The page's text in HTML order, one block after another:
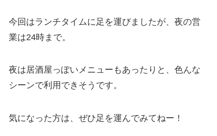
今回はランチタイムに足を運びましたが、夜の営
業は24時まで。
夜は居酒屋っぽいメニューもあったりと、色んな
シーンで利用できそうです。
気になった方は、ぜひ足を運んでみてねー！